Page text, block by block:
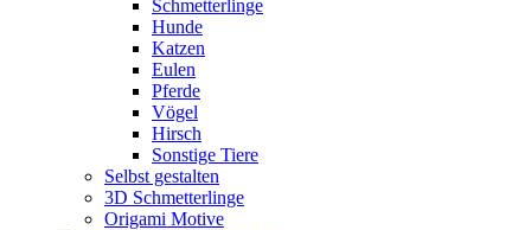
Schmetterlinge
Hunde
Katzen
Eulen
Pferde
Vögel
Hirsch
Sonstige Tiere
Selbst gestalten
3D Schmetterlinge
Origami Motive